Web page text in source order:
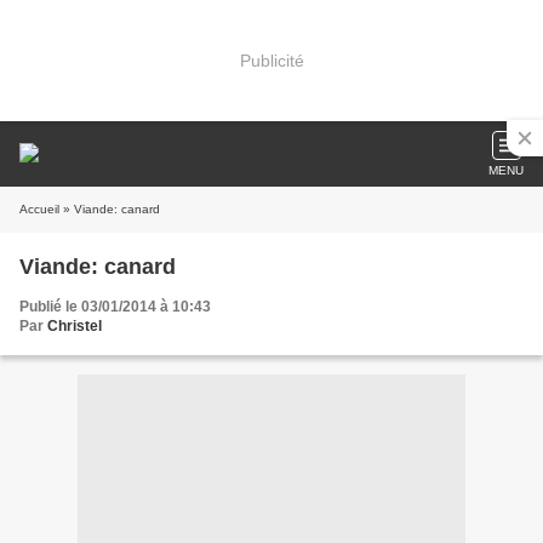
Publicité
MENU
Accueil » Viande: canard
Viande: canard
Publié le 03/01/2014 à 10:43
Par Christel